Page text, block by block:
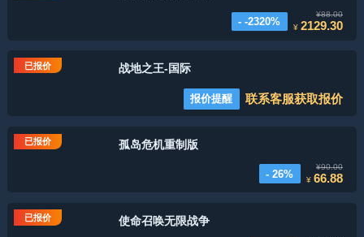
- -2320%
¥88.00
¥2129.30
已报价 战地之王-国际
报价提醒 联系客服获取报价
已报价 孤岛危机重制版
- 26%
¥90.00
¥66.88
已报价 使命召唤无限战争